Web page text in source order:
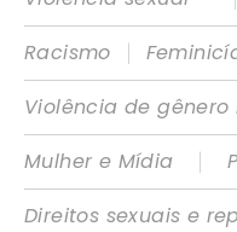
Racismo
|
Violência de
Mulher e Mídia
|
Direitos sexuais e